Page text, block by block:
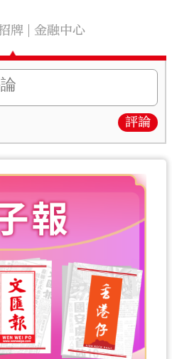
牌 金融中心
評論